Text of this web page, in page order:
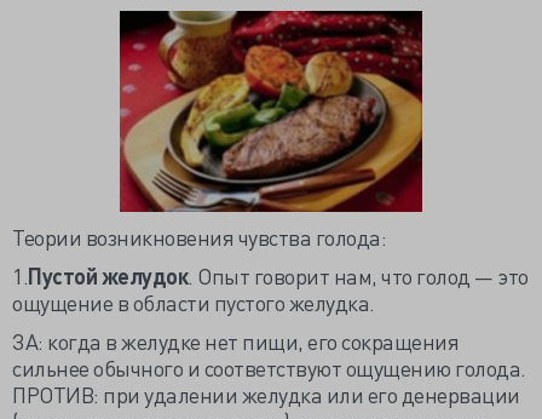
Теории возникновения чувства голода:
1. Пустой желудок. Опыт говорит нам, что голод — это
ощущение в области пустого желудка.
ЗА: когда в желудке нет пищи, его сокращения
сильнее обычного и соответствуют ощущению голода.
ПРОТИВ: при удалении желудка или его денервации